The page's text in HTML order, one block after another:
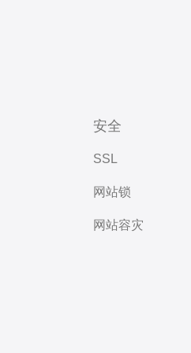
安全
SSL
网站锁
网站容灾